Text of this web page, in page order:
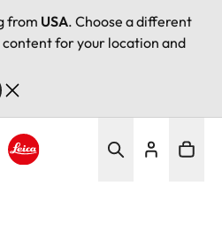
from USA. Choose a different
for your location and